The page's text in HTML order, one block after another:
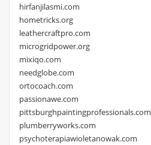
hirfanjilasmi.com
hometricks.org
leathercraftpro.com
microgridpower.org
mixiqo.com
needglobe.com
ortocoach.com
passionawe.com
pittsburghpaintingprofessionals.com
plumberryworks.com
psychoterapiawioletanowak.com